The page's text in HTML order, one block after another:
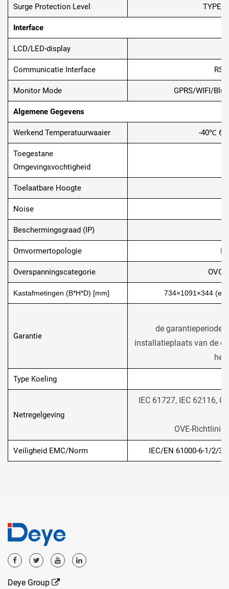
Surge Protection Level TYPE
Interface
LCD/LED-display
Communicatie Interface
Monitor Mode GPRS/WIFI/
Algemene Gegevens
Werkend Temperatuurwaaier -40℃
Toegestane
Omgevingsvochtigheid
Toelaatbare Hoogte
Noise
Beschermingsgraad (IP)
Omvormertopologie
Overspanningscategorie OVC
Kastafmetingen (B*H*D) [mm] 734×1091×344
Garantie
de garantieperiode
installatieplaats van de
het
Type Koeling
Netregelgeving
IEC 61727, IEC 62116,
OVE-Richtlinie
Veiligheid EMC/Norm IEC/EN 61000-6-1/2/3/
Deye Group